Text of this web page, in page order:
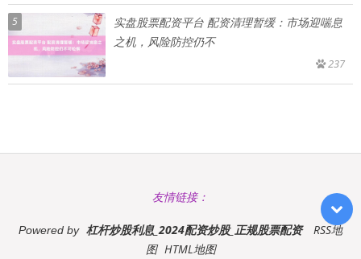
5
实盘股票配资平台 配资清理暂缓：市场迎喘息
之机，风险防控仍不
237
友情链接：
Powered by 杠杆炒股利息_2024配资炒股_正规股票配资
RSS地
图 HTML地图